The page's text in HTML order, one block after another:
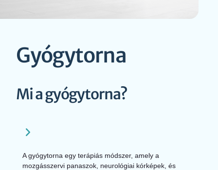
Gyógytorna
Mi a gyógytorna?
A gyógytorna egy terápiás módszer, amely a
mozgásszervi panaszok, neurológiai kórképek, és